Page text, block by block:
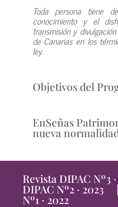
Toda persona tiene
conocimiento y el
transmisión y
de Canarias en los
ley.
Objetivos del
EnSeñas
nueva
Revista DIPAC
DIPAC Nº2 · 2023
Nº1 · 2022